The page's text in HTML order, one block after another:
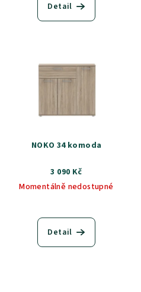
Detail
NOKO 34 komoda
3 090 Kč
Momentálně nedostupné
Detail